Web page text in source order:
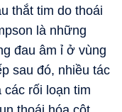
thắt tim do thoái
là những
đau âm ỉ ở vùng
sau đó, nhiều tác
rối loạn tim